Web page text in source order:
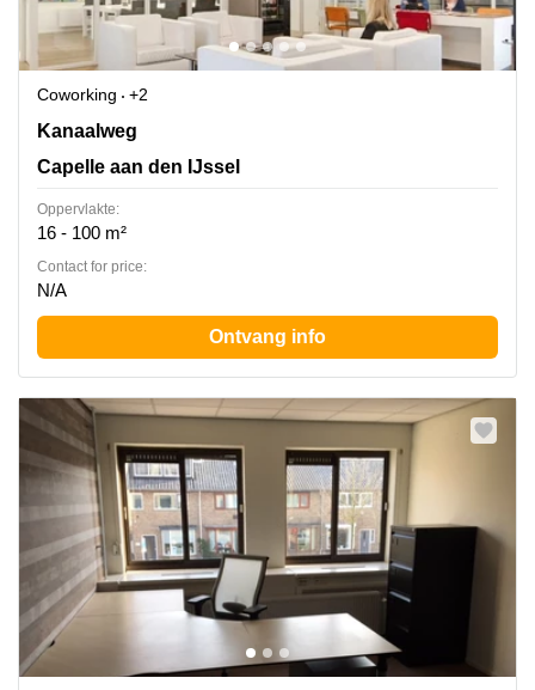
Coworking
+2
Kanaalweg 33-35, Capelle aan den IJssel, Capelle aan
Kanaalweg
Capelle aan den IJssel
Oppervlakte:
16 - 100 m²
Contact for price:
N/A
Ontvang info